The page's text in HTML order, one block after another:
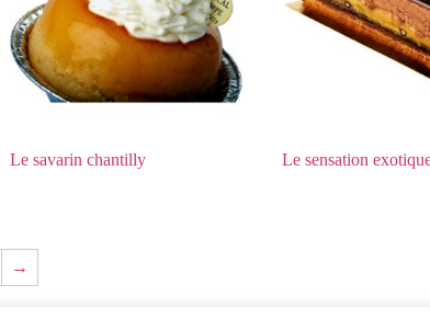
Le savarin chantilly Le sensation
→